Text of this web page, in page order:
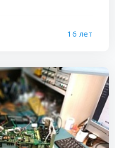
16 лет